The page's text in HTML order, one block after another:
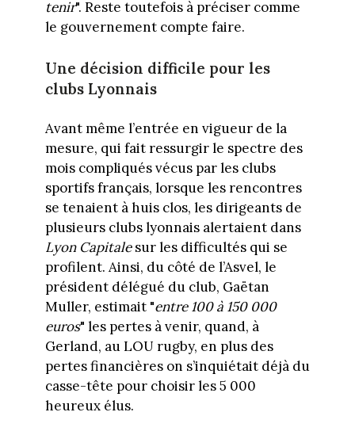
tenir". Reste toutefois à préciser comme
le gouvernement compte faire.
Une décision difficile pour les
clubs Lyonnais
Avant même l’entrée en vigueur de la
mesure, qui fait ressurgir le spectre des
mois compliqués vécus par les clubs
sportifs français, lorsque les rencontres
se tenaient à huis clos, les dirigeants de
plusieurs clubs lyonnais alertaient dans
Lyon Capitalesur les difficultés qui se
profilent. Ainsi, du côté de l’Asvel, le
président délégué du club, Gaëtan
Muller, estimait "entre 100 à 150 000
euros" les pertes à venir, quand, à
Gerland, au LOU rugby, en plus des
pertes financières on s’inquiétait déjà du
casse-tête pour choisir les 5 000
heureux élus.